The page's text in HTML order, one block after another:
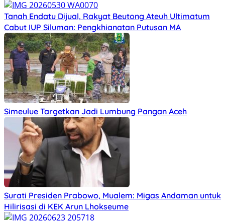
Tanah Endatu Dijual, Rakyat Beutong Ateuh Ultimatum
Cabut IUP Siluman: Pengkhianatan Putusan MA
Simeulue Targetkan Jadi Lumbung Pangan Aceh
Surati Presiden Prabowo, Mualem: Migas Andaman untuk
Hilirisasi di KEK Arun Lhokseume